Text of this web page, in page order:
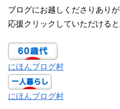
ブログにお越しくださりありが
応援クリックしていただける
にほんブログ村
にほんブログ村